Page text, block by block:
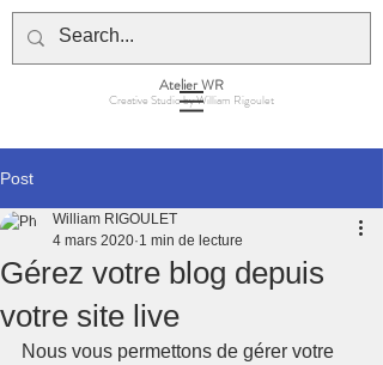
Atelier WR
Creative Studio by William Rigoulet
Post
Gérez votre blog depuis
votre site live
William RIGOULET
4 mars 2020 1 min de lecture
Nous vous permettons de gérer votre